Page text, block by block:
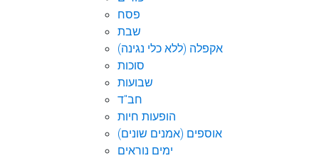
פסח
שבת
אקפלה (ללא כלי נגינה)
סוכות
שבועות
חב"ד
הופעות חיות
אוספים (אמנים שונים)
ימים נוראים